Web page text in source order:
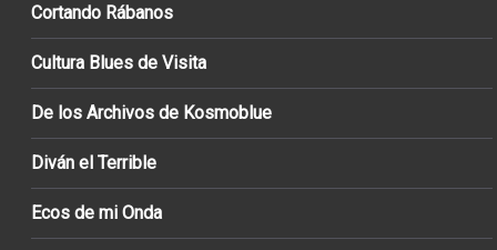
Cortando Rábanos
Cultura Blues de Visita
De los Archivos de Kosmoblue
Diván el Terrible
Ecos de mi Onda